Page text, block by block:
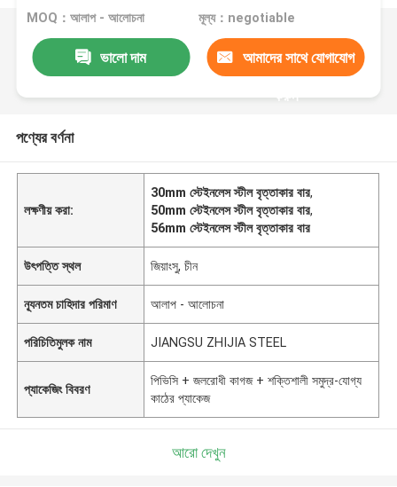
MOQ：আলাপ - আলোচনা মূল্য：negotiable
ভালো দাম আমাদের সাথে যোগাযোগ
করুন
পণ্যের বর্ণনা
লক্ষণীয় করা:
30mm স্টেইনলেস স্টীল বৃত্তাকার বার,
50mm স্টেইনলেস স্টীল বৃত্তাকার বার,
56mm স্টেইনলেস স্টীল বৃত্তাকার বার
উৎপত্তি স্থল জিয়াংসু, চীন
ন্যূনতম চাহিদার পরিমাণ আলাপ - আলোচনা
পরিচিতিমুলক নাম JIANGSU ZHIJIA STEEL
প্যাকেজিং বিবরণ
পিভিসি + জলরোধী কাগজ + শক্তিশালী সমুদ্র-যোগ্য
কাঠের প্যাকেজ
আরো দেখুন